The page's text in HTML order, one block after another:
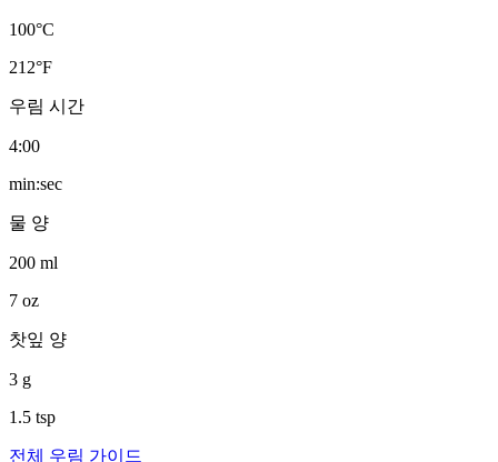
100°C
212°F
우림 시간
4:00
min:sec
물 양
200 ml
7 oz
찻잎 양
3 g
1.5 tsp
전체 우림 가이드